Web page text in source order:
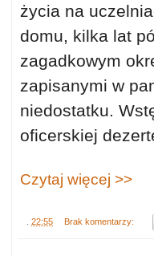
życia na
domu, kilka lat
zagadkowym
zapisanymi w
niedostatku.
oficerskiej
Czytaj więcej >>
22:55 Brak komentarzy: